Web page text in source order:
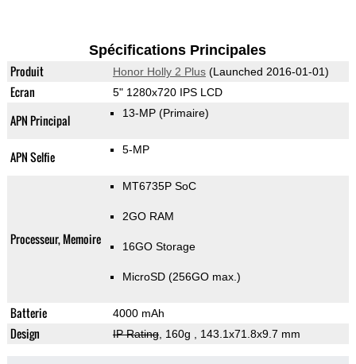
Spécifications Principales
Produit Honor Holly 2 Plus(Launched 2016-01-01)
Ecran 5" 1280x720 IPS LCD
APN Principal 13-MP (Primaire)
APN Selfie 5-MP
Processeur, Memoire
MT6735P SoC
2GO RAM
16GO Storage
MicroSD (256GO max.)
Batterie 4000 mAh
Design IP Rating, 160g , 143.1x71.8x9.7 mm